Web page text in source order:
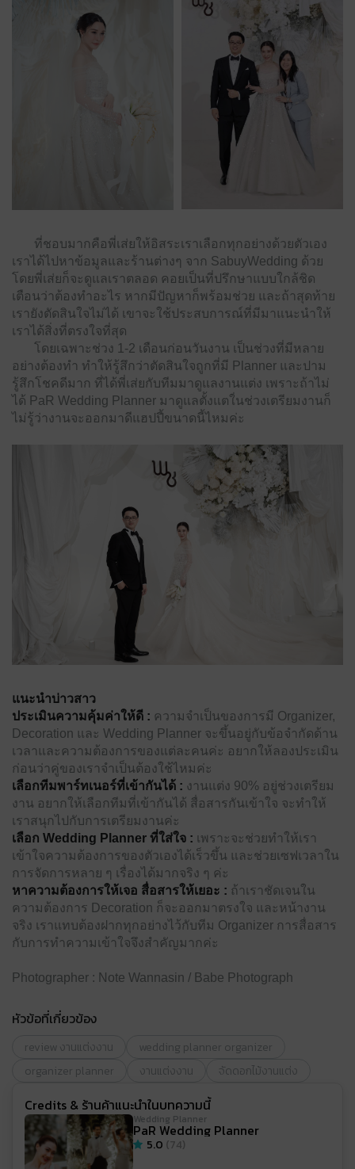
ที่ชอบมากคือพี่เส่ยให้อิสระเราเลือกทุกอย่างด้วยตัวเอง
เราได้ไปหาข้อมูลและร้านต่างๆ จาก SabuyWedding ด้วย
โดยพี่เส่ยก็จะดูแลเราตลอด คอยเป็นที่ปรึกษาแบบใกล้ชิด
เตือนว่าต้องทําอะไร หากมีปัญหาก็พร้อมช่วย และถ้าสุดท้าย
เรายังตัดสินใจไม่ได้ เขาจะใช้ประสบการณ์ที่มีมาแนะนําให้
เราได้สิ่งที่ตรงใจที่สุด
โดยเฉพาะช่วง 1-2 เดือนก่อนวันงาน เป็นช่วงที่มีหลาย
อย่างต้องทํา ทําให้รู้สึกว่าตัดสินใจถูกที่มี Planner และปาม
รู้สึกโชคดีมาก ที่ได้พี่เส่ยกับทีมมาดูแลงานแต่ง เพราะถ้าไม่
ได้ PaR Wedding Planner มาดูแลตั้งแตใ่นช่วงเตรียมงานก็
ไม่รู้ว่างานจะออกมาดีแฮปปี้ขนาดนี้ไหมค่ะ
แนะนำบ่าวสาว
ประเมินความคุ้มค่าให้ดี : ความจําเป็นของการมี Organizer,
Decoration และ Wedding Planner จะขึ้นอยู่กับข้อจํากัดด้าน
เวลาและความต้องการของแต่ละคนค่ะ อยากให้ลองประเมิน
ก่อนว่าคู่ของเราจำเป็นต้องใช้ไหมค่ะ
เลือกทีมพาร์ทเนอร์ที่เข้ากันได้ : งานแต่ง 90% อยู่ช่วงเตรียม
งาน อยากให้เลือกทีมที่เข้ากันได้ สื่อสารกันเข้าใจ จะทําให้
เราสนุกไปกับการเตรียมงานค่ะ
เลือก Wedding Planner ที่ใส่ใจ : เพราะจะช่วยทําให้เรา
เข้าใจความต้องการของตัวเองได้เร็วขึ้น และช่วยเซฟเวลาใน
การจัดการหลาย ๆ เรื่องได้มากจริง ๆ ค่ะ
หาความต้องการให้เจอ สื่อสารให้เยอะ : ถ้าเราชัดเจนใน
ความต้องการ Decoration ก็จะออกมาตรงใจ และหน้างาน
จริง เราแทบต้องฝากทุกอย่างไว้กับทีม Organizer การสื่อสาร
กับการทําความเข้าใจจึงสําคัญมากค่ะ
Photographer : Note Wannasin / Babe Photograph
หัวข้อที่เกี่ยวข้อง
review งานแต่งงาน
wedding planner organizer
organizer planner
งานแต่งงาน จัดดอกไม้งานแต่ง
Credits & ร้านค้าแนะนำในบทความนี้
Wedding Planner
PaR Wedding Planner
5.0 (74)